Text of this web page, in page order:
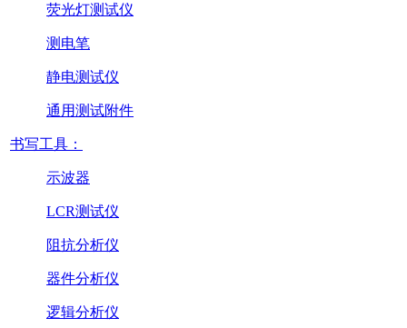
荧光灯测试仪
测电笔
静电测试仪
通用测试附件
书写工具：
示波器
LCR测试仪
阻抗分析仪
器件分析仪
逻辑分析仪